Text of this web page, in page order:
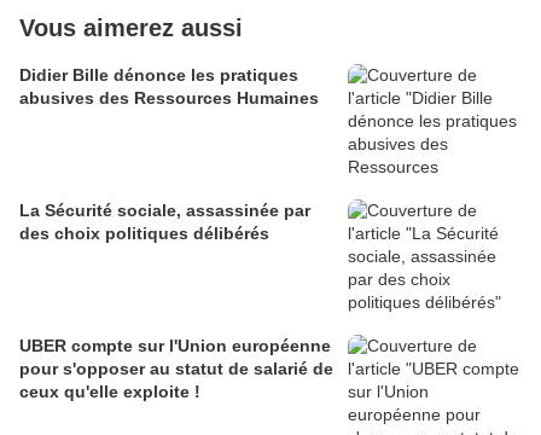
Vous aimerez aussi
Didier Bille dénonce les pratiques
abusives des Ressources Humaines
La Sécurité sociale, assassinée par
des choix politiques délibérés
UBER compte sur l'Union européenne
pour s'opposer au statut de salarié de
ceux qu'elle exploite !